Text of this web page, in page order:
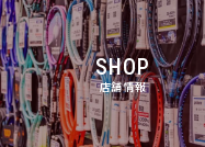
SHOP
店舗情報